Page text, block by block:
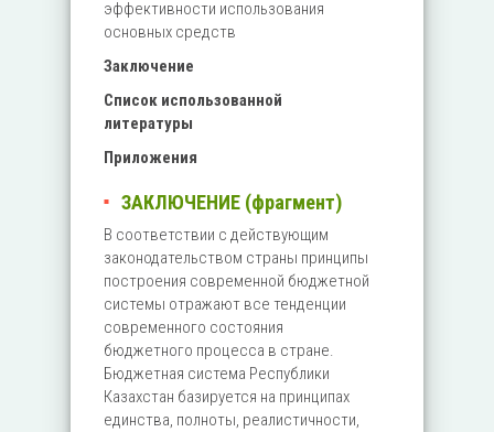
эффективности использования
основных средств
Заключение
Список использованной
литературы
Приложения
ЗАКЛЮЧЕНИЕ (фрагмент)
В соответствии с действующим
законодательством страны принципы
построения современной бюджетной
системы отражают все тенденции
современного состояния
бюджетного процесса в стране.
Бюджетная система Республики
Казахстан базируется на принципах
единства, полноты, реалистичности,